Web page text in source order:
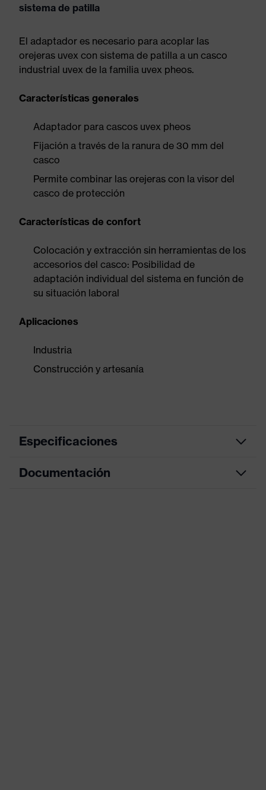
sistema de patilla
El adaptador es necesario para acoplar las
orejeras uvex con sistema de patilla a un casco
industrial uvex de la familia uvex pheos.
Características generales
Adaptador para cascos uvex pheos
Fijación a través de la ranura de 30 mm del
casco
Permite combinar las orejeras con la visor del
casco de protección
Características de confort
Colocación y extracción sin herramientas de los
accesorios del casco: Posibilidad de
adaptación individual del sistema en función de
su situación laboral
Aplicaciones
Industria
Construcción y artesanía
Especificaciones
Modelo
Documentación